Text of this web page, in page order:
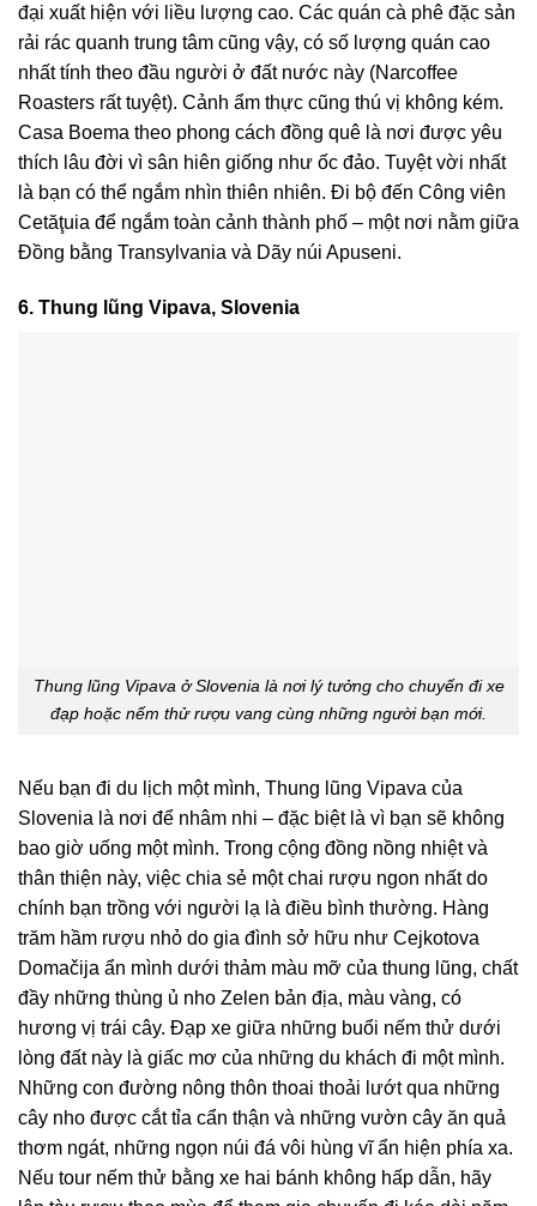
đại xuất hiện với liều lượng cao. Các quán cà phê đặc sản
rải rác quanh trung tâm cũng vậy, có số lượng quán cao
nhất tính theo đầu người ở đất nước này (Narcoffee
Roasters rất tuyệt). Cảnh ẩm thực cũng thú vị không kém.
Casa Boema theo phong cách đồng quê là nơi được yêu
thích lâu đời vì sân hiên giống như ốc đảo. Tuyệt vời nhất
là bạn có thể ngắm nhìn thiên nhiên. Đi bộ đến Công viên
Cetăţuia để ngắm toàn cảnh thành phố – một nơi nằm giữa
Đồng bằng Transylvania và Dãy núi Apuseni.
6. Thung lũng Vipava, Slovenia
Thung lũng Vipava ở Slovenia là nơi lý tưởng cho chuyến đi xe
đạp hoặc nếm thử rượu vang cùng những người bạn mới.
Nếu bạn đi du lịch một mình, Thung lũng Vipava của
Slovenia là nơi để nhâm nhi – đặc biệt là vì bạn sẽ không
bao giờ uống một mình. Trong cộng đồng nồng nhiệt và
thân thiện này, việc chia sẻ một chai rượu ngon nhất do
chính bạn trồng với người lạ là điều bình thường. Hàng
trăm hầm rượu nhỏ do gia đình sở hữu như Cejkotova
Domačija ẩn mình dưới thảm màu mỡ của thung lũng, chất
đầy những thùng ủ nho Zelen bản địa, màu vàng, có
hương vị trái cây. Đạp xe giữa những buổi nếm thử dưới
lòng đất này là giấc mơ của những du khách đi một mình.
Những con đường nông thôn thoai thoải lướt qua những
cây nho được cắt tỉa cẩn thận và những vườn cây ăn quả
thơm ngát, những ngọn núi đá vôi hùng vĩ ẩn hiện phía xa.
Nếu tour nếm thử bằng xe hai bánh không hấp dẫn, hãy